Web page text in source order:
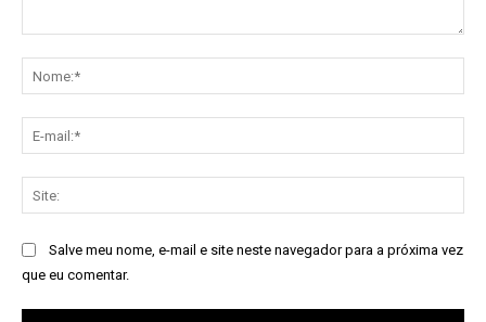
Salve meu nome, e-mail e site neste navegador para a próxima vez
que eu comentar.